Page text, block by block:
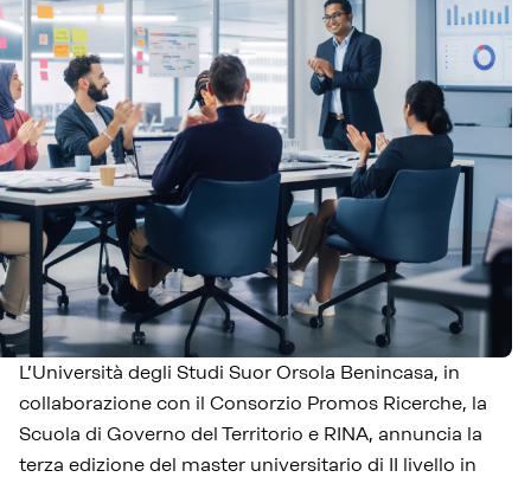
L’Università degli Studi Suor Orsola Benincasa, in
collaborazione con il Consorzio Promos Ricerche, la
Scuola di Governo del Territorio e RINA, annuncia la
terza edizione del master universitario di II livello in